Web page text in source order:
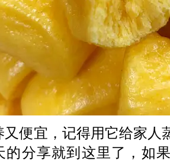
又便宜，记得用它给家人
的分享就到这里了，如